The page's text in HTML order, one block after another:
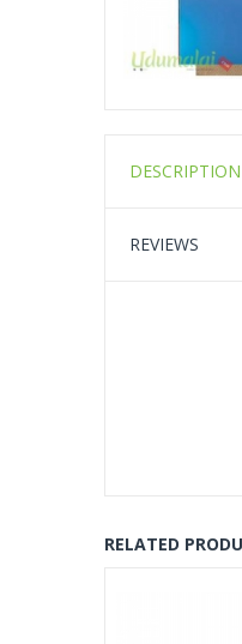
DESCRIPTION
REVIEWS
RELATED